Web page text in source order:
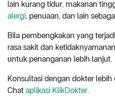
lain kurang tidur, makanan
alergi, penuaan, dan lain
Bila pembengkakan yang
rasa sakit dan
untuk penanganan lebih lanjut.
Konsultasi dengan dokter
Chat aplikasi KlikDokter.